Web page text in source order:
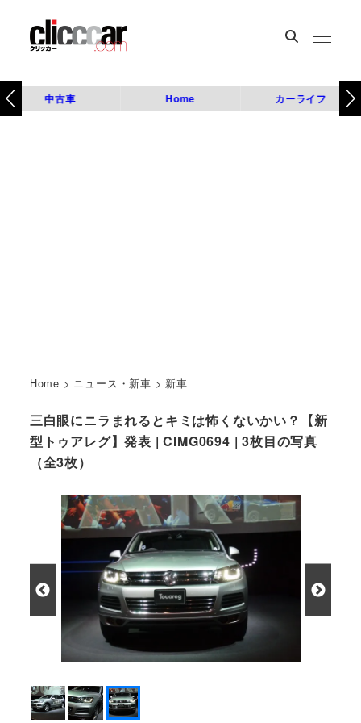
中古車 Home カーライフ
Home > ニュース・新車 > 新車
三白眼にニラまれるとキミは怖くないかい？【新
型トゥアレグ】発表 | CIMG0694 | 3枚目の写真
（全3枚）